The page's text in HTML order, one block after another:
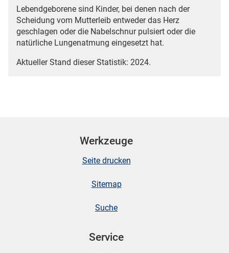
Lebendgeborene sind Kinder, bei denen nach der
Scheidung vom Mutterleib entweder das Herz
geschlagen oder die Nabelschnur pulsiert oder die
natürliche Lungenatmung eingesetzt hat.
Aktueller Stand dieser Statistik: 2024.
Werkzeuge
Seite drucken
Sitemap
Suche
Service